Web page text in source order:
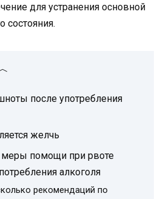
для устранения основной
состояния.
после употребления
желчь
помощи при рвоте
алкоголя
рекомендаций по